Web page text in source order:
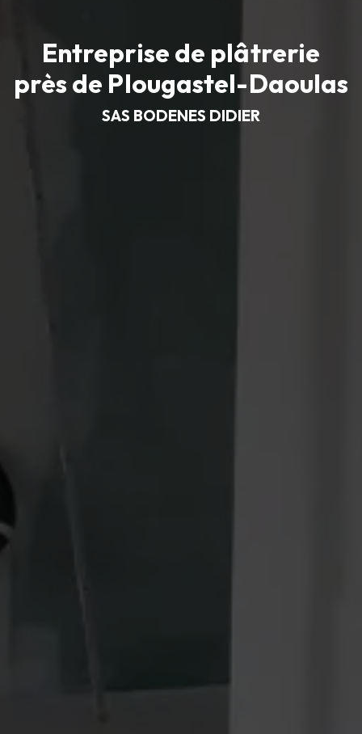
Entreprise de plâtrerie
près de Plougastel-Daoulas
SAS BODENES DIDIER